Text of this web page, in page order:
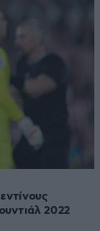
2022